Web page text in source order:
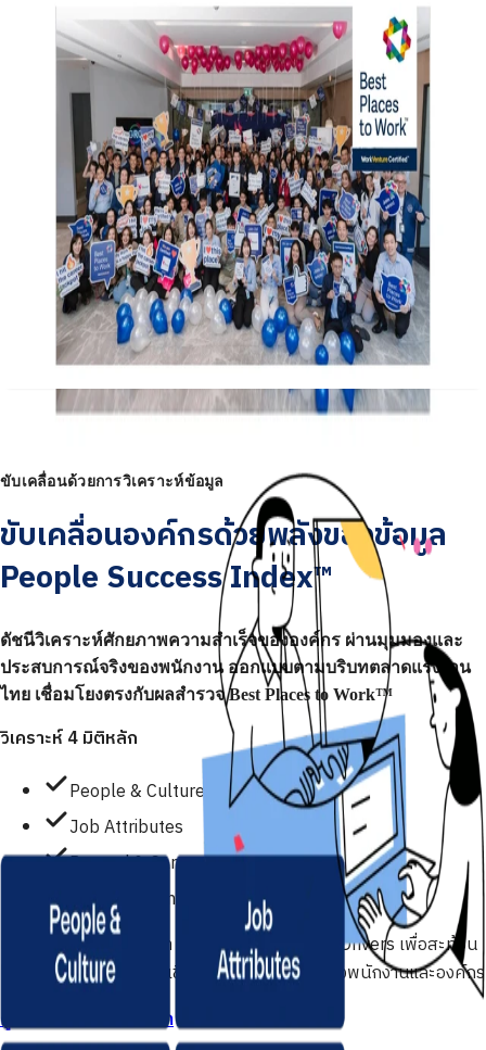
ครอบคลุม
ขั้นที่ 2: รับรองอย่างเป็นทางการ
องค์กรที่ได้คะแนนตั้งแต่ 60% ขึ้นไป จะได้รับการรับรองเป็น Best
Places to Work™ อย่างเป็นทางการ การรับรองนี้อ้างอิงจากผลการ
สำรวจและเกณฑ์มาตรฐานที่ชัดเจน มีอายุการรับรอง 12 เดือน
ขั้นที่ 3: โปรโมทภาพลักษณ์องค์กร
องค์กรสามารถใช้ตราสัญลักษณ์ Best Places to Work™ เพื่อเผย
แพร่การรับรองผ่านช่องทางต่าง ๆ อย่างเป็นทางการอย่างภาค
ภูมิใจเพื่อประกาศและเฉลิมฉลองความสำเร็จของคุณ!
ขับเคลื่อนด้วยการวิเคราะห์ข้อมูล
ขับเคลื่อนองค์กรด้วยพลังของข้อมูล
People Success Index™
ดัชนีวิเคราะห์ศักยภาพความสำเร็จขององค์กร ผ่านมุมมองและ
ประสบการณ์จริงของพนักงาน ออกแบบตามบริบทตลาดแรงงาน
ไทย เชื่อมโยงตรงกับผลสำรวจ Best Places to Work™
วิเคราะห์ 4 มิติหลัก
People & Culture
Job Attributes
Reward & Career
Corporate Image
เจาะลึก 9 เสาหลักคุณค่า และ 26 Engagement Drivers เพื่อสะท้อน
"ความผูกพันที่แท้จริงในเชิงประสบการณ์" ระหว่างพนักงานและองค์กร
ดูระเบียบวิธีวิจัยของเรา